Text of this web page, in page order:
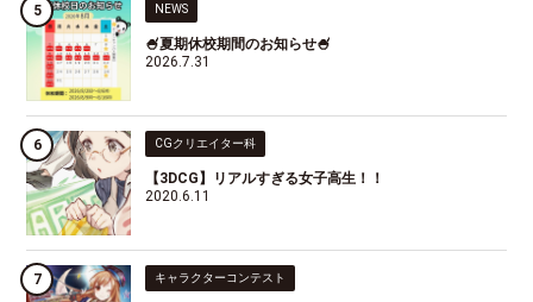
NEWS
🍧夏期休校期間のお知らせ🍧
2026.7.31
CGクリエイター科
【3DCG】リアルすぎる女子高生！！
2020.6.11
キャラクターコンテスト